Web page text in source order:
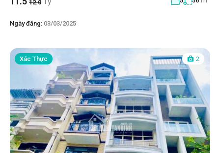
12.0
Ngày đăng: 03/03/2025
Xác Thực 2